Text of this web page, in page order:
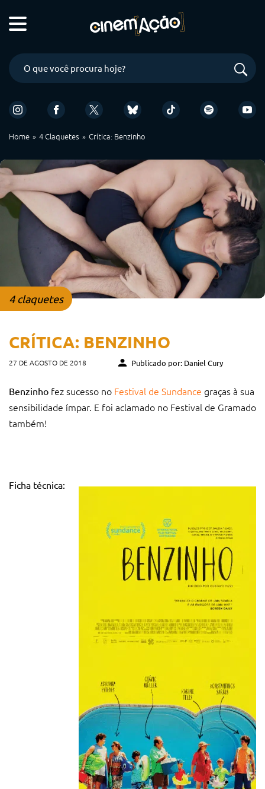
Home 4 Claquetes Crítica: Benzinho
4 claquetes
CRÍTICA: BENZINHO
27 DE AGOSTO DE 2018 Publicado por: Daniel Cury
Benzinho fez sucesso no Festival de Sundance graças à sua
sensibilidade ímpar. E foi aclamado no Festival de Gramado
também!
Ficha técnica: